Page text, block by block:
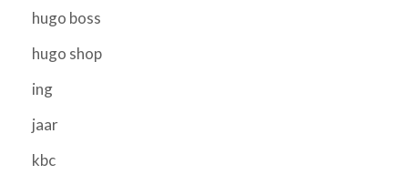
hugo boss
hugo shop
ing
jaar
kbc